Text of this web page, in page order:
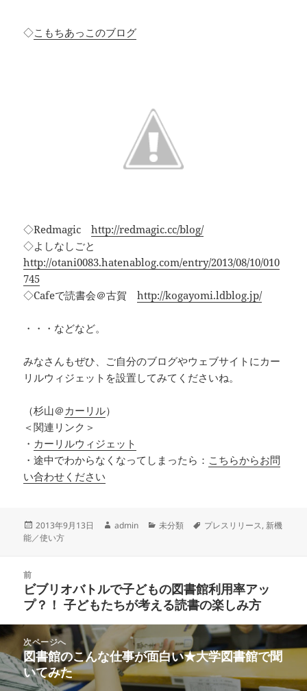
◇こもちあっこのブログ
◇Redmagichttp://redmagic.cc/blog/
◇よしなしごと
http://otani0083.hatenablog.com/entry/2013/08/10/010
745
◇Cafeで読書会＠古賀http://kogayomi.ldblog.jp/
・・・などなど。
みなさんもぜひ、ご自分のブログやウェブサイトにカー
リルウィジェットを設置してみてくださいね。
（杉山＠ カーリル）
＜関連リンク＞
・ カーリルウィジェット
・途中でわからなくなってしまったら： こちらからお問
い合わせください
投
稿
2013年9月13日
作
admin
カ
未分類
タ
プレスリリース, 新機
能／使い方
ー
シ
ョ
前
前
の
投
稿:
ビブリオバトルで子どもの図書館利用率アッ
プ？！ 子どもたちが考える読書の楽しみ方
次ページへ
次
の
図書館のこんな仕事が面白い★大学図書館で聞
いてみた